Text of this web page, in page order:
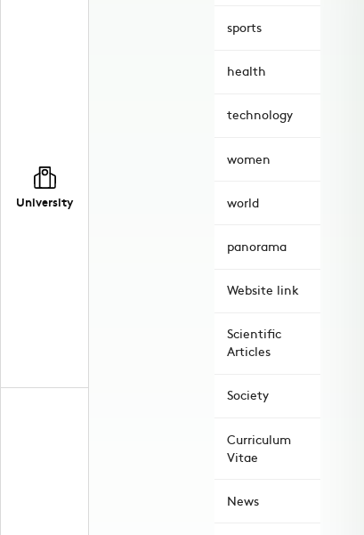
University
sports
health
technology
women
world
panorama
Website link
Scientific
Articles
Society
Curriculum
Vitae
News